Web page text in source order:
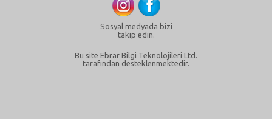
Sosyal medyada bizi
takip edin.
Bu site Ebrar Bilgi Teknolojileri Ltd.
tarafından desteklenmektedir.